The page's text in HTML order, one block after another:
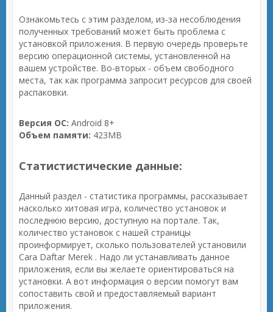
Ознакомьтесь с этим разделом, из-за несоблюдения
полученных требований может быть проблема с
установкой приложения. В первую очередь проверьте
версию операционной системы, установленной на
вашем устройстве. Во-вторых - объем свободного
места, так как программа запросит ресурсов для своей
распаковки.
Версия ОС: Android 8+
Объем памяти: 423MB
Статистистические данные:
Данный раздел - статистика программы, рассказывает
насколько хитовая игра, количество установок и
последнюю версию, доступную на портале. Так,
количество установок с нашей страницы
проинформирует, сколько пользователей установили
Cara Daftar Merek . Надо ли устанавливать данное
приложения, если вы желаете ориентироваться на
установки. А вот информация о версии помогут вам
сопоставить свой и предоставляемый вариант
приложения.